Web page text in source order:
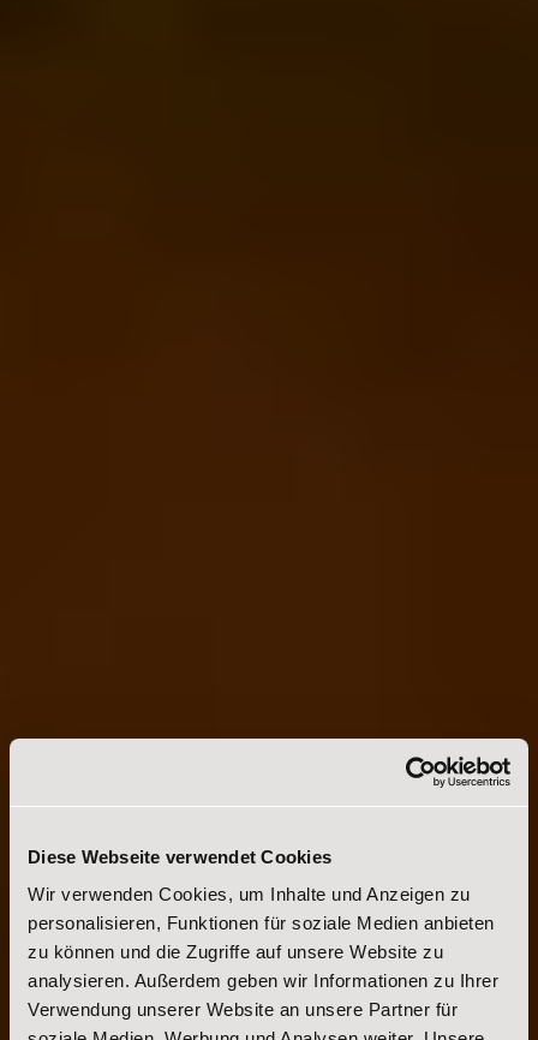
Diese Webseite verwendet Cookies
Wir verwenden Cookies, um Inhalte und Anzeigen zu
personalisieren, Funktionen für soziale Medien anbieten
zu können und die Zugriffe auf unsere Website zu
analysieren. Außerdem geben wir Informationen zu Ihrer
Verwendung unserer Website an unsere Partner für